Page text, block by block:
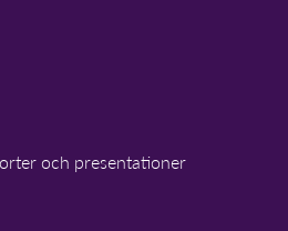
och presentationer